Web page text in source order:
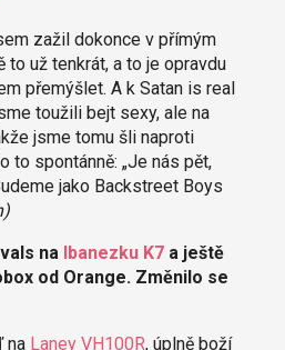
zažil dokonce v přímým
to už tenkrát, a to je opravdu
přemýšlet. A k Satan is real
toužili bejt sexy, ale na
jsme tomu šli naproti
to spontánně: „Je nás pět,
jako Backstreet Boys
na Ibanezku K7a ještě
od Orange. Změnilo se
na Laney VH100R, úplně boží